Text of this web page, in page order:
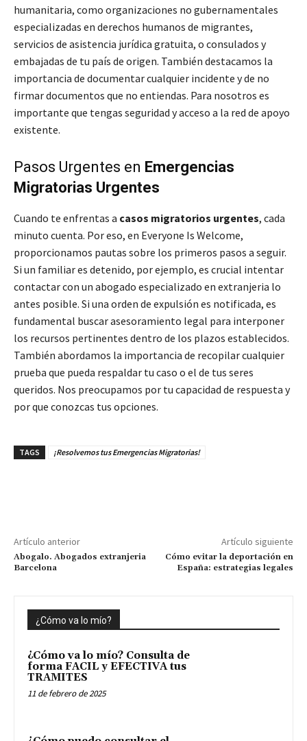
humanitaria, como organizaciones no gubernamentales
especializadas en derechos humanos de migrantes,
servicios de asistencia jurídica gratuita, o consulados y
embajadas de tu país de origen. También destacamos la
importancia de documentar cualquier incidente y de no
firmar documentos que no entiendas. Para nosotros es
importante que tengas seguridad y acceso a la red de apoyo
existente.
Pasos Urgentes en Emergencias
Migratorias Urgentes
Cuando te enfrentas a casos migratorios urgentes, cada
minuto cuenta. Por eso, en Everyone Is Welcome,
proporcionamos pautas sobre los primeros pasos a seguir.
Si un familiar es detenido, por ejemplo, es crucial intentar
contactar con un abogado especializado en extranjeria lo
antes posible. Si una orden de expulsión es notificada, es
fundamental buscar asesoramiento legal para interponer
los recursos pertinentes dentro de los plazos establecidos.
También abordamos la importancia de recopilar cualquier
prueba que pueda respaldar tu caso o el de tus seres
queridos. Nos preocupamos por tu capacidad de respuesta y
por que conozcas tus opciones.
TAGS ¡Resolvemos tus Emergencias Migratorias!
Artículo anterior
Abogalo. Abogados extranjeria
Barcelona
Artículo siguiente
Cómo evitar la deportación en
España: estrategias legales
¿Cómo va lo mío?
¿Cómo va lo mío? Consulta de
forma FACIL y EFECTIVA tus
TRAMITES
11 de febrero de 2025